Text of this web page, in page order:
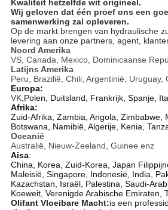
Kwaliteit hetzelfde wit origineel.
Wij geloven dat één proef ons een
samenwerking zal opleveren.
Op de markt brengen van hydraulische
levering aan onze partners, agent,
Noord Amerika
VS, Canada, Mexico, Dominicaanse
Latijns Amerika
Peru, Brazilië, Chili, Argentinië, Uruguay,
Europa:
VK,Polen, Duitsland, Frankrijk, Spanje,
Afrika:
Zuid-Afrika, Zambia, Angola, Zimbabwe,
Botswana, Namibië, Algerije, Kenia,
Oceanië
Australië, Nieuw-Zeeland, Guinee enz
Aisa:
China, Korea, Zuid-Korea, Japan
Maleisië, Singapore, Indonesië, India,
Kazachstan, Israël, Palestina, Saudi-
Koeweit, Verenigde Arabische Emiraten,
Olifant Vloeibare Macht:is een